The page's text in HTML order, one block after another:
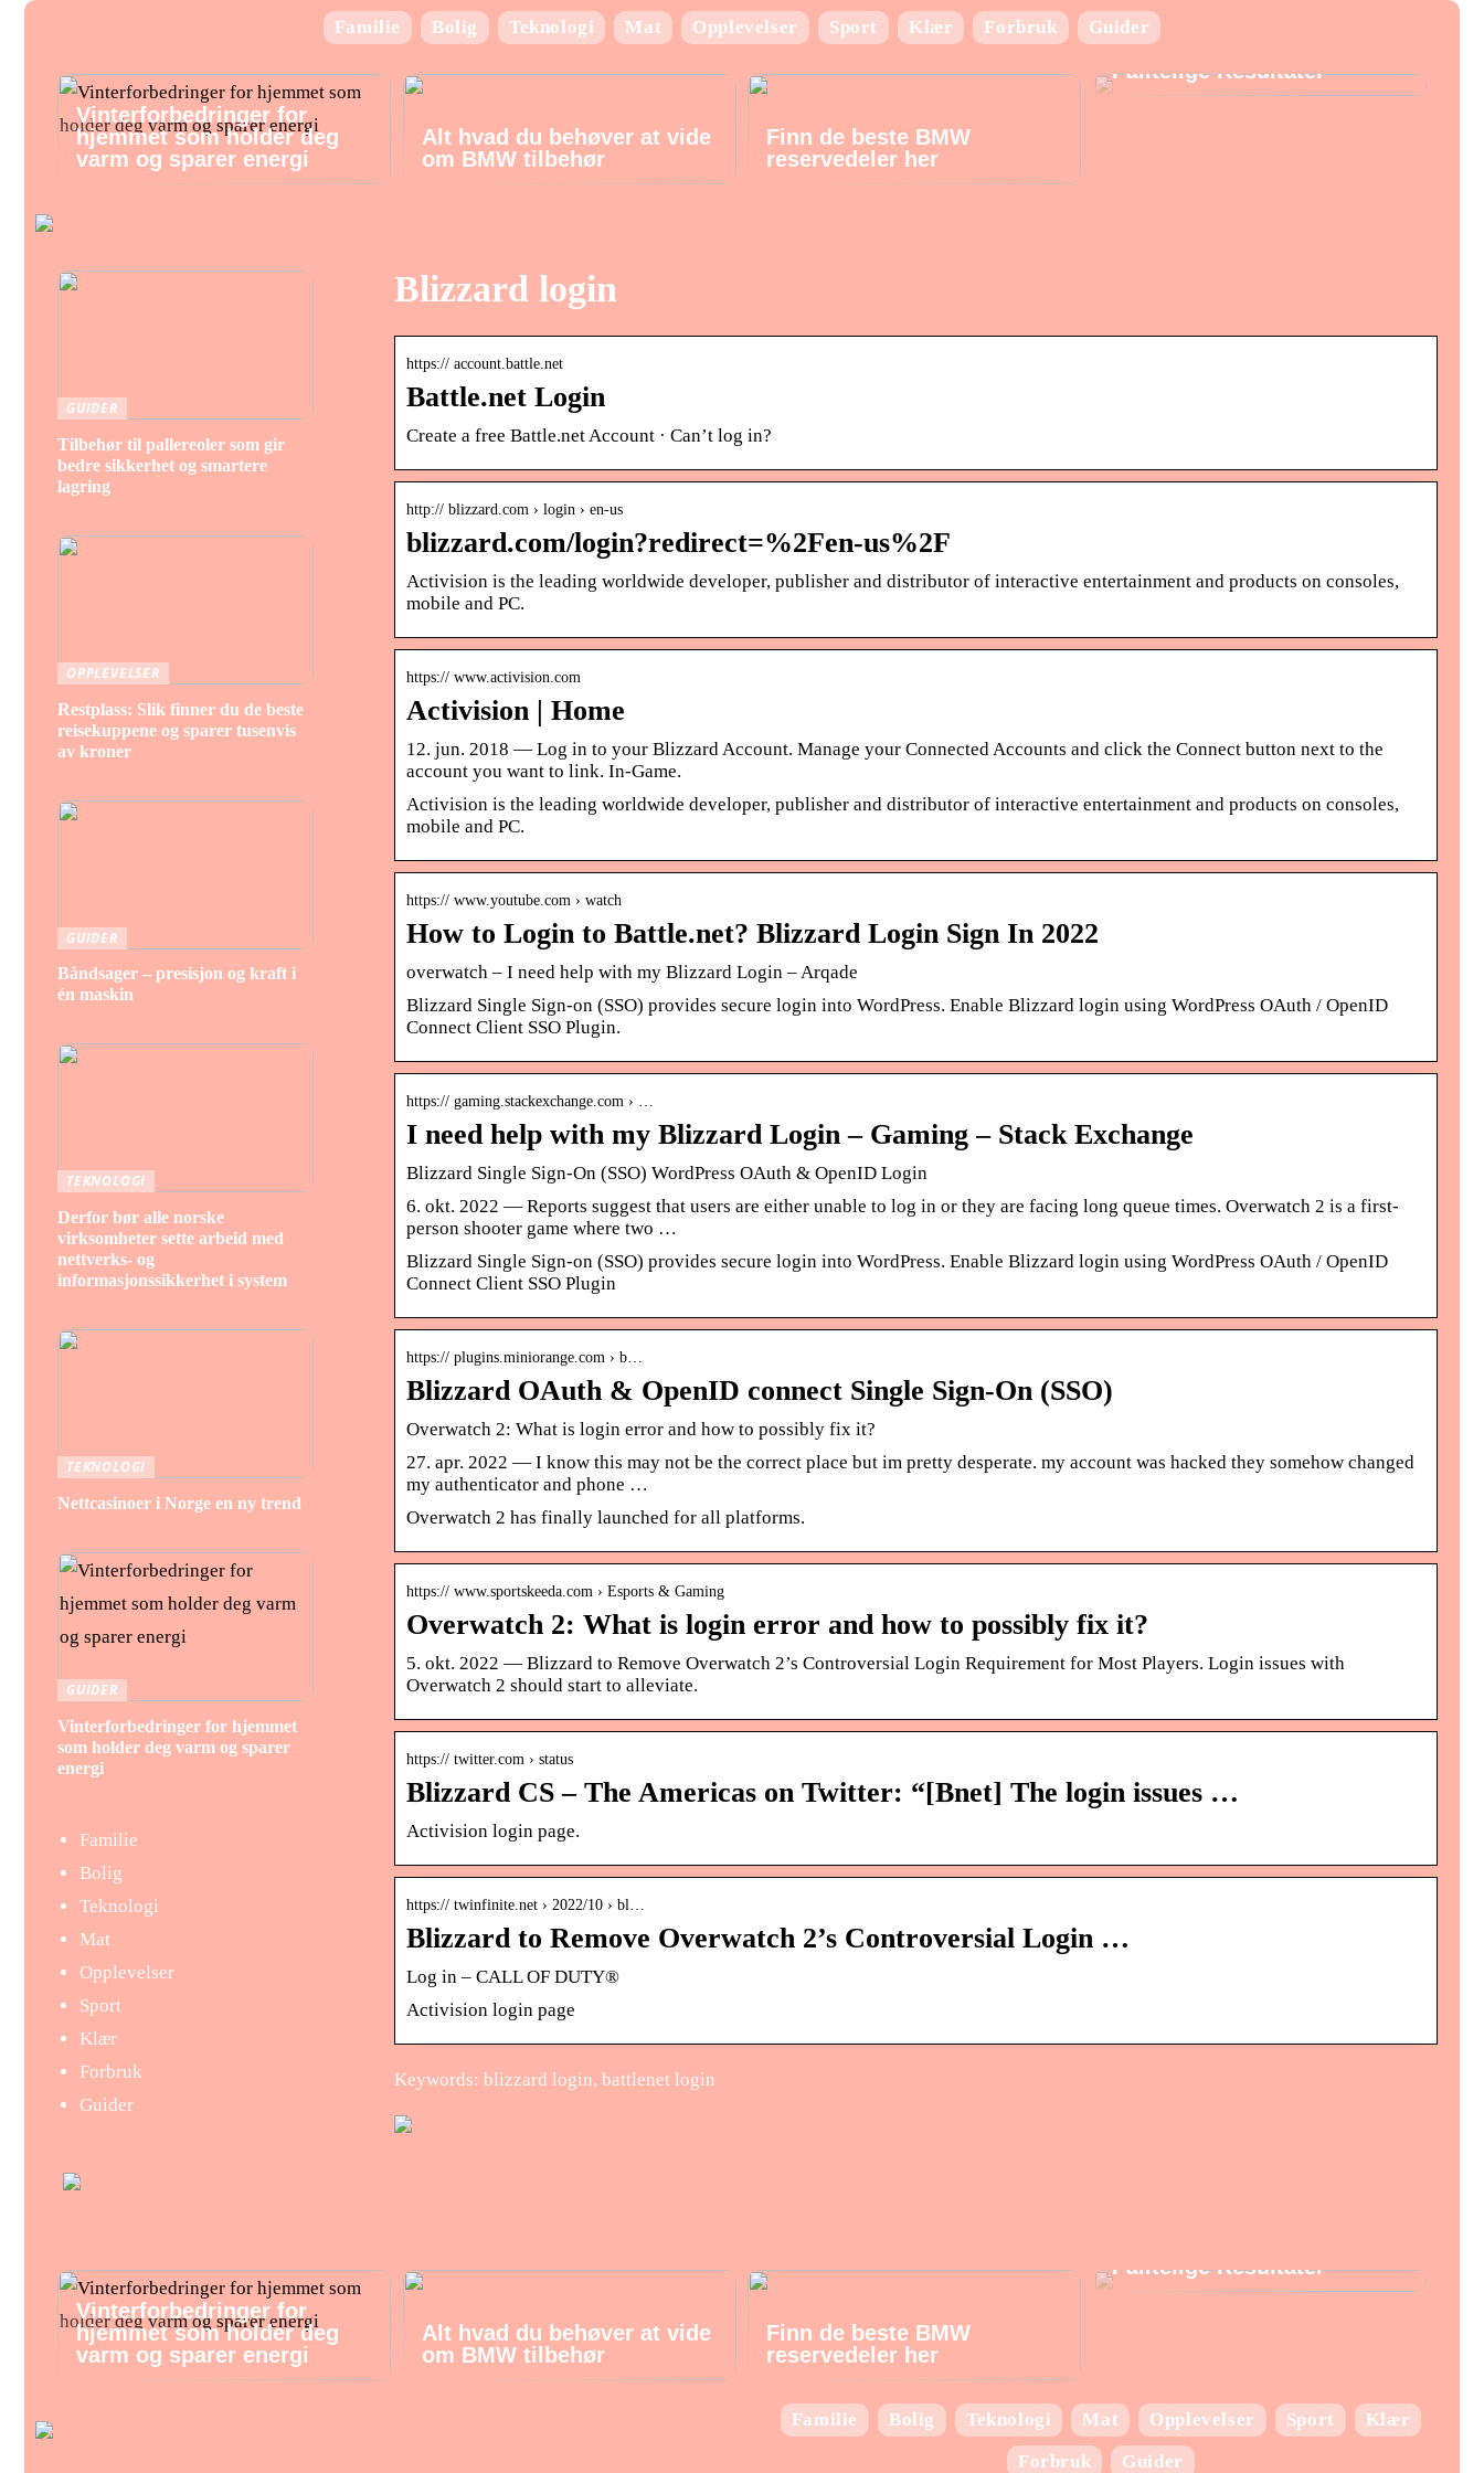
Familie Bolig Teknologi Mat Opplevelser Sport Klær Forbruk Guider
Vinterforbedringer for
hjemmet som holder deg
varm og sparer energi
Alt hvad du behøver at vide
om BMW tilbehør
Finn de beste BMW
reservedeler her
Laboratorie utstyr:
Nøkkelen til Presise og
Pålitelige Resultater
Blizzard login
https:// account.battle.net
Battle.net Login
Create a free Battle.net Account · Can’t log in?
http:// blizzard.com › login › en-us
blizzard.com/login?redirect=%2Fen-us%2F
Activision is the leading worldwide developer, publisher and distributor of interactive entertainment and products on consoles,
mobile and PC.
https:// www.activision.com
Activision | Home
12. jun. 2018 — Log in to your Blizzard Account. Manage your Connected Accounts and click the Connect button next to the
account you want to link. In-Game.
Activision is the leading worldwide developer, publisher and distributor of interactive entertainment and products on consoles,
mobile and PC.
https:// www.youtube.com › watch
How to Login to Battle.net? Blizzard Login Sign In 2022
overwatch – I need help with my Blizzard Login – Arqade
Blizzard Single Sign-on (SSO) provides secure login into WordPress. Enable Blizzard login using WordPress OAuth / OpenID
Connect Client SSO Plugin.
https:// gaming.stackexchange.com › …
I need help with my Blizzard Login – Gaming – Stack Exchange
Blizzard Single Sign-On (SSO) WordPress OAuth & OpenID Login
6. okt. 2022 — Reports suggest that users are either unable to log in or they are facing long queue times. Overwatch 2 is a first-
person shooter game where two …
Blizzard Single Sign-on (SSO) provides secure login into WordPress. Enable Blizzard login using WordPress OAuth / OpenID
Connect Client SSO Plugin
https:// plugins.miniorange.com › b…
Blizzard OAuth & OpenID connect Single Sign-On (SSO)
Overwatch 2: What is login error and how to possibly fix it?
27. apr. 2022 — I know this may not be the correct place but im pretty desperate. my account was hacked they somehow changed
my authenticator and phone …
Overwatch 2 has finally launched for all platforms.
https:// www.sportskeeda.com › Esports & Gaming
Overwatch 2: What is login error and how to possibly fix it?
5. okt. 2022 — Blizzard to Remove Overwatch 2’s Controversial Login Requirement for Most Players. Login issues with
Overwatch 2 should start to alleviate.
https:// twitter.com › status
Blizzard CS – The Americas on Twitter: “[Bnet] The login issues …
Activision login page.
https:// twinfinite.net › 2022/10 › bl…
Blizzard to Remove Overwatch 2’s Controversial Login …
Log in – CALL OF DUTY®
Activision login page
Keywords: blizzard login, battlenet login
GUIDER
Tilbehør til pallereoler som gir
bedre sikkerhet og smartere
lagring
OPPLEVELSER
Restplass: Slik finner du de beste
reisekuppene og sparer tusenvis
av kroner
GUIDER
Båndsager – presisjon og kraft i
én maskin
TEKNOLOGI
Derfor bør alle norske
virksomheter sette arbeid med
nettverks- og
informasjonssikkerhet i system
TEKNOLOGI
Nettcasinoer i Norge en ny trend
GUIDER
Vinterforbedringer for hjemmet
som holder deg varm og sparer
energi
Familie
Bolig
Teknologi
Mat
Opplevelser
Sport
Klær
Forbruk
Guider
Vinterforbedringer for
hjemmet som holder deg
varm og sparer energi
Alt hvad du behøver at vide
om BMW tilbehør
Finn de beste BMW
reservedeler her
Pålitelige Resultater
Familie Bolig Teknologi Mat Opplevelser Sport
Klær
Forbruk
Guider